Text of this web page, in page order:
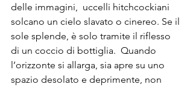
delle immagini,  uccelli hitchcockiani
solcano un cielo slavato o cinereo. Se il
sole splende, è solo tramite il riflesso
di un coccio di bottiglia.  Quando
l’orizzonte si allarga, sia apre su uno
spazio desolato e deprimente, non